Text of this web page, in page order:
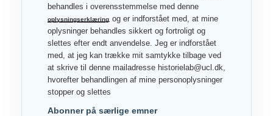
behandles i overensstemmelse med denne
oplysningserklæring og er indforstået med, at mine
oplysninger behandles sikkert og fortroligt og
slettes efter endt anvendelse. Jeg er indforstået
med, at jeg kan trække mit samtykke tilbage ved
at skrive til denne mailadresse historielab@ucl.dk,
hvorefter behandlingen af mine personoplysninger
stopper og slettes
Abonner på særlige emner